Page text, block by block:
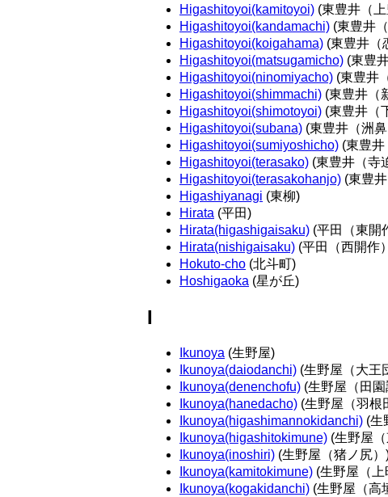
Higashitoyoi(kamitoyoi) (東豊井（
Higashitoyoi(kandamachi) (東豊井
Higashitoyoi(koigahama) (東豊井（
Higashitoyoi(matsugamicho) (東豊
Higashitoyoi(ninomiyacho) (東豊井
Higashitoyoi(shimmachi) (東豊井（
Higashitoyoi(shimotoyoi) (東豊井（
Higashitoyoi(subana) (東豊井（洲
Higashitoyoi(sumiyoshicho) (東豊
Higashitoyoi(terasako) (東豊井（寺
Higashitoyoi(terasakohanjo) (東豊
Higashiyanagi (東柳)
Hirata (平田)
Hirata(higashigaisaku) (平田（東開
Hirata(nishigaisaku) (平田（西開作
Hokuto-cho (北斗町)
Hoshigaoka (星が丘)
I
Ikunoya (生野屋)
Ikunoya(daiodanchi) (生野屋（大王
Ikunoya(denenchofu) (生野屋（田
Ikunoya(hanedacho) (生野屋（羽根
Ikunoya(higashimannokidanchi) (生
Ikunoya(higashitokimune) (生野屋
Ikunoya(inoshiri) (生野屋（猪ノ尻）
Ikunoya(kamitokimune) (生野屋（
Ikunoya(kogakidanchi) (生野屋（高